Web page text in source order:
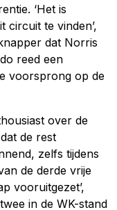
‘Het is
circuit te vinden’,
dat Norris
reed een
voorsprong op de
over de
de rest
zelfs tijdens
de derde vrije
vooruitgezet’,
in de WK-stand